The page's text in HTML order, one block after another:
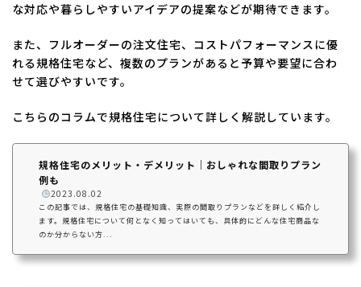
な対応や暮らしやすいアイデアの提案などが期待できます。
また、フルオーダーの注文住宅、コストパフォーマンスに優
れる規格住宅など、複数のプランがあると予算や要望に合わ
せて選びやすいです。
こちらのコラムで規格住宅について詳しく解説しています。
規格住宅のメリット・デメリット｜おしゃれな間取りプラン
例も
2023.08.02
この記事では、規格住宅の基礎知識、実際の間取りプランなどを詳しく紹介し
ます。規格住宅について何となく知ってはいても、具体的にどんな住宅商品な
のか分からない方...